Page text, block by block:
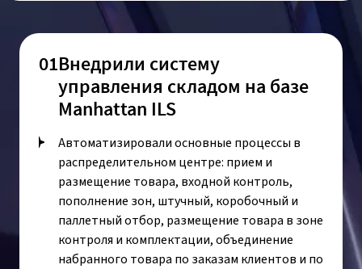
01Внедрили систему
управления складом на базе
Manhattan ILS
Автоматизировали основные процессы в
распределительном центре: прием и
размещение товара, входной контроль,
пополнение зон, штучный, коробочный и
паллетный отбор, размещение товара в зоне
контроля и комплектации, объединение
набранного товара по заказам клиентов и по